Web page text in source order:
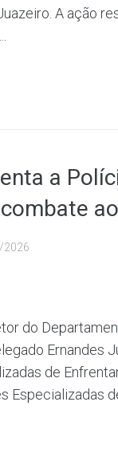
A ação
a
2026
do
Ernandes
de
Especializadas